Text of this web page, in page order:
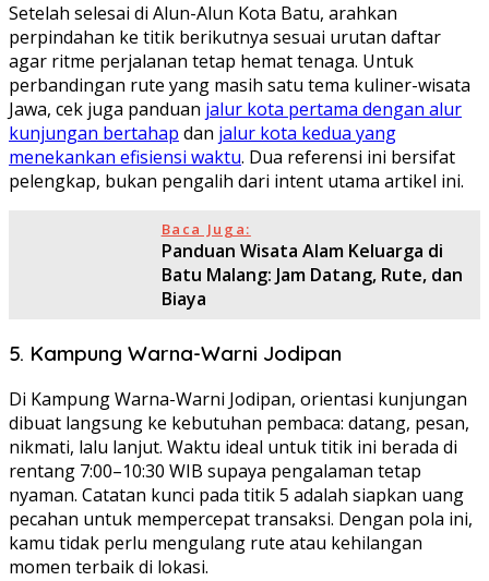
Setelah selesai di Alun-Alun Kota Batu, arahkan
perpindahan ke titik berikutnya sesuai urutan daftar
agar ritme perjalanan tetap hemat tenaga. Untuk
perbandingan rute yang masih satu tema kuliner-wisata
Jawa, cek juga panduan jalur kota pertama dengan alur
kunjungan bertahap dan jalur kota kedua yang
menekankan efisiensi waktu. Dua referensi ini bersifat
pelengkap, bukan pengalih dari intent utama artikel ini.
Baca Juga:
Panduan Wisata Alam Keluarga di
Batu Malang: Jam Datang, Rute, dan
Biaya
5. Kampung Warna-Warni Jodipan
Di Kampung Warna-Warni Jodipan, orientasi kunjungan
dibuat langsung ke kebutuhan pembaca: datang, pesan,
nikmati, lalu lanjut. Waktu ideal untuk titik ini berada di
rentang 7:00–10:30 WIB supaya pengalaman tetap
nyaman. Catatan kunci pada titik 5 adalah siapkan uang
pecahan untuk mempercepat transaksi. Dengan pola ini,
kamu tidak perlu mengulang rute atau kehilangan
momen terbaik di lokasi.